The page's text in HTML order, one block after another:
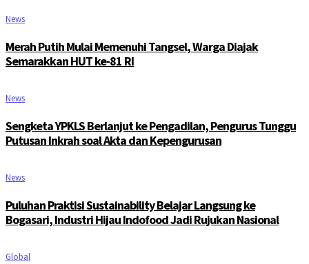
News
Merah Putih Mulai Memenuhi Tangsel, Warga Diajak
Semarakkan HUT ke-81 RI
News
Sengketa YPKLS Berlanjut ke Pengadilan, Pengurus Tunggu
Putusan Inkrah soal Akta dan Kepengurusan
News
Puluhan Praktisi Sustainability Belajar Langsung ke
Bogasari, Industri Hijau Indofood Jadi Rujukan Nasional
Global